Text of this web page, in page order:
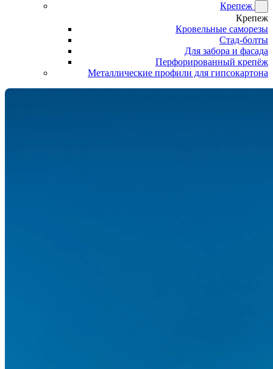
Крепеж
Крепеж
Кровельные саморезы
Стад-болты
Для забора и фасада
Перфорированный крепёж
Металлические профили для гипсокартона